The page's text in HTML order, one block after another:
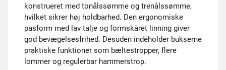
konstrueret med tonålssømme og trenålssømme,
hvilket sikrer høj holdbarhed. Den ergonomiske
pasform med lav talje og formskåret linning giver
god bevægelsesfrihed. Desuden indeholder bukserne
praktiske funktioner som bæltestropper, flere
lommer og regulerbar hammerstrop.